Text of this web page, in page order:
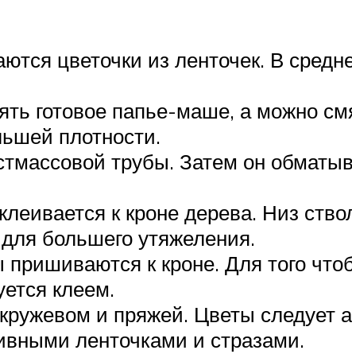
цветочки из ленточек. В
готовое папье-маше, а можно
плотности.
трубы. Затем он
к кроне дерева. Низ
большего утяжеления.
к кроне. Для того
клеем.
и пряжей. Цветы следует
ленточками и стразами.